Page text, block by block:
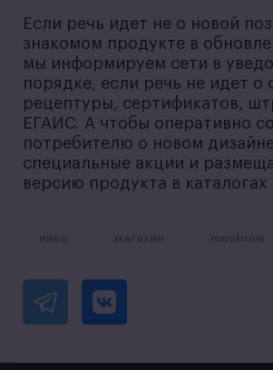
Если речь идет не о новой
знакомом продукте в
мы информируем сети в
порядке, если речь не идет о
рецептуры, сертификатов,
ЕГАИС. А чтобы оперативно
потребителю о новом
специальные акции и
версию продукта в каталогах